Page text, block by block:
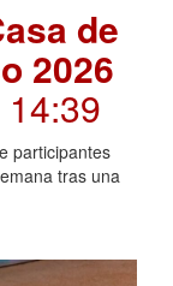
de
2026
14:39
participantes
tras una